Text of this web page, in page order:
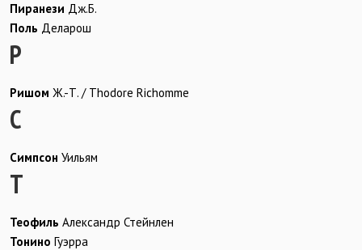
Пиранези Дж.Б.
Поль Деларош
Р
Ришом Ж.-Т. / Thodore Richomme
С
Симпсон Уильям
Т
Теофиль Александр Стейнлен
Тонино Гуэрра